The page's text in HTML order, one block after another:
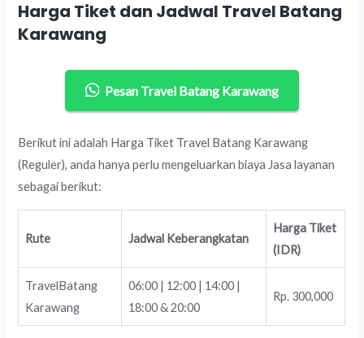
Harga Tiket dan Jadwal Travel Batang
Karawang
Pesan Travel Batang Karawang
Berikut ini adalah Harga Tiket Travel Batang Karawang
(Reguler), anda hanya perlu mengeluarkan biaya Jasa layanan
sebagai berikut:
Rute Jadwal Keberangkatan
Harga Tiket
(IDR)
TravelBatang
Karawang
06:00 | 12:00 | 14:00 |
18:00 & 20:00
Rp. 300,000